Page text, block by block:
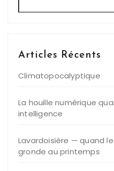
Articles Récents
Climatopocalyptique
La houille numérique
intelligence
Lavardoisière — quand
gronde au printemps